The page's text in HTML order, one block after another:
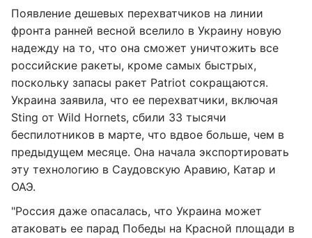
Появление дешевых перехватчиков на линии
фронта ранней весной вселило в Украину новую
надежду на то, что она сможет уничтожить все
российские ракеты, кроме самых быстрых,
поскольку запасы ракет Patriot сокращаются.
Украина заявила, что ее перехватчики, включая
Sting от Wild Hornets, сбили 33 тысячи
беспилотников в марте, что вдвое больше, чем в
предыдущем месяце. Она начала экспортировать
эту технологию в Саудовскую Аравию, Катар и
ОАЭ.
"Россия даже опасалась, что Украина может
атаковать ее парад Победы на Красной площади в